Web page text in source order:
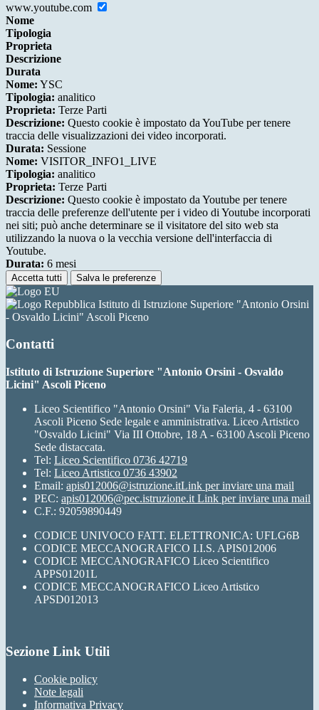
www.youtube.com
Nome
Tipologia
Proprieta
Descrizione
Durata
Nome: YSC
Tipologia: analitico
Proprieta: Terze Parti
Descrizione: Questo cookie è impostato da YouTube per tenere
traccia delle visualizzazioni dei video incorporati.
Durata: Sessione
Nome: VISITOR_INFO1_LIVE
Tipologia: analitico
Proprieta: Terze Parti
Descrizione: Questo cookie è impostato da Youtube per tenere
traccia delle preferenze dell'utente per i video di Youtube incorporati
nei siti; può anche determinare se il visitatore del sito web sta
utilizzando la nuova o la vecchia versione dell'interfaccia di
Youtube.
Durata: 6 mesi
Accetta tutti Salva le preferenze
Istituto di Istruzione Superiore "Antonio Orsini
- Osvaldo Licini" Ascoli Piceno
Contatti
Istituto di Istruzione Superiore "Antonio Orsini - Osvaldo
Licini" Ascoli Piceno
Liceo Scientifico "Antonio Orsini" Via Faleria, 4 - 63100
Ascoli Piceno Sede legale e amministrativa. Liceo Artistico
"Osvaldo Licini" Via III Ottobre, 18 A - 63100 Ascoli Piceno
Sede distaccata.
Tel: Liceo Scientifico 0736 42719
Tel: Liceo Artistico 0736 43902
Email: apis012006@istruzione.itLink per inviare una mail
PEC: apis012006@pec.istruzione.it Link per inviare una mail
C.F.: 92059890449
CODICE UNIVOCO FATT. ELETTRONICA: UFLG6B
CODICE MECCANOGRAFICO I.I.S. APIS012006
CODICE MECCANOGRAFICO Liceo Scientifico
APPS01201L
CODICE MECCANOGRAFICO Liceo Artistico
APSD012013
Sezione Link Utili
Cookie policy
Note legali
Informativa Privacy